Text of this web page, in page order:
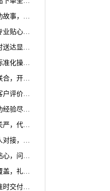
企业级客户案例之成功故事，代发更具可信度
定制礼品售后团队：专业贴心代发服务，全方位保障您的权益
企业级配送时效：准时送达显优势，代发高效创佳绩
定制礼品生产流程：标准化操作，让代发更规范
企业级合作伙伴强强联合，开启代发专业新篇章
定制礼品市场反馈：客户评价凸显代发更透明
企业级合作案例：成功经验尽显，代发可靠之选
定制礼品质量检测把关严，代发无忧超安心
企业级客户服务：专人对接，精准把握需求，开启优质服务新篇章
定制礼品售后保障超贴心，问题解决代发无忧更放心
企业级配送网络全国覆盖，礼品送达更快捷，极速体验超省心
定制礼品生产周期：准时交付，代发高效开启礼品定制新篇章